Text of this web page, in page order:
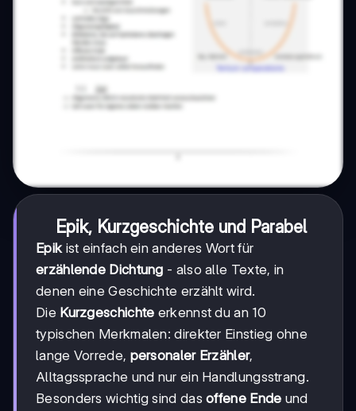
Epik, Kurzgeschichte und Parabel
Epikist einfach ein anderes Wort für
erzählende Dichtung - also alle Texte, in
denen eine Geschichte erzählt wird.
Die Kurzgeschichte erkennst du an 10
typischen Merkmalen: direkter Einstieg ohne
lange Vorrede, personaler Erzähler,
Alltagssprache und nur ein Handlungsstrang.
Besonders wichtig sind dasoffene Ende und